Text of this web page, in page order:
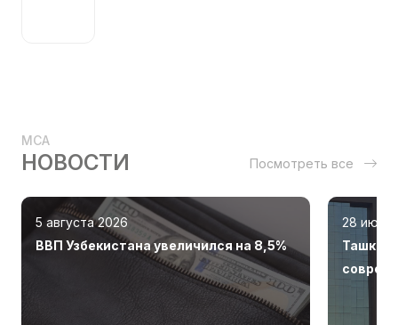
MCA
НОВОСТИ Посмотреть все
5 августа 2026
ВВП Узбекистана увеличился на 8,5%
28 июля